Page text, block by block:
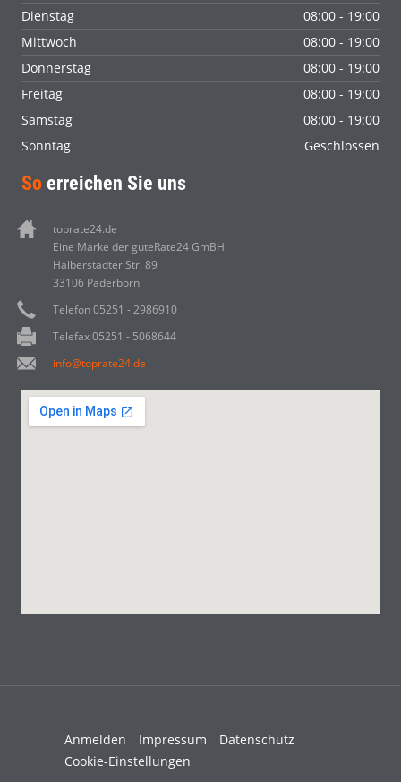
Dienstag
08:00 - 19:00
Mittwoch
08:00 - 19:00
Donnerstag
08:00 - 19:00
Freitag
08:00 - 19:00
Samstag
08:00 - 19:00
Sonntag
Geschlossen
So erreichen Sie uns
toprate24.de
Eine Marke der guteRate24 GmBH
Halberstädter Str. 89
33106 Paderborn
Telefon 05251 - 2986910
Telefax 05251 - 5068644
info@toprate24.de
Anmelden Impressum
Datenschutz
Cookie-Einstellungen